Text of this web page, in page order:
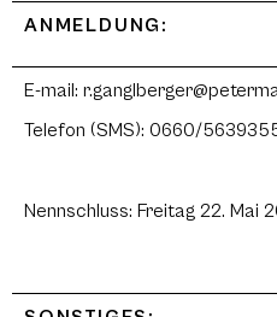
ANMELDUNG:
E-mail:
Telefon (SMS): 0660/
Nennschluss: Freitag 22. Mai